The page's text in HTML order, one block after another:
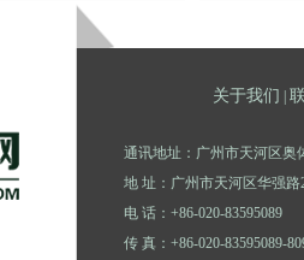
关于我们
通讯地址：广州市天河区奥
地 址：广州市天河区华强路
电 话：+86-020-83595089
传 真：+86-020-83595089-